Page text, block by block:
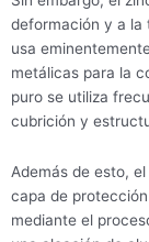
deformación y a la
usa
metálicas para la
puro se utiliza
cubrición y
Además de esto,
capa de
mediante el